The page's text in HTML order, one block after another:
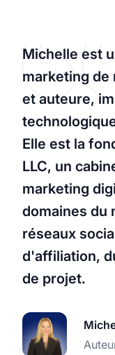
Michelle est
marketing de
et auteure,
Elle est la
LLC, un
marketing
domaines du
réseaux
d'affiliation,
de projet.